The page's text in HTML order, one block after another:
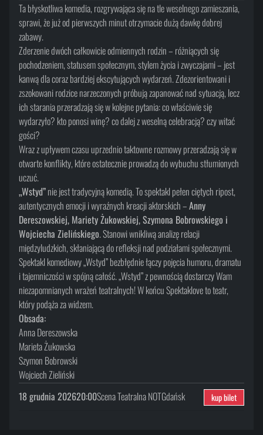
Ta błyskotliwa komedia, rozgrywająca się na tle weselnego zamieszania,
sprawi, że już od pierwszych minut otrzymacie dużą dawkę dobrej
zabawy.
Zderzenie dwóch całkowicie odmiennych rodzin – różniących się
pochodzeniem, statusem społecznym, stylem życia i zwyczajami – jest
kanwą dla coraz bardziej ekscytujących wydarzeń. Zdezorientowani i
zszokowani rodzice narzeczonych próbują zapanować nad sytuacją, lecz
ich starania przeradzają się w kolejne pytania: co właściwie się
wydarzyło? kto ponosi winę? co dalej z weselną celebracją? czy witać
gości?
Wraz z upływem czasu uprzednio taktowne rozmowy przeradzają się w
otwarte konflikty, które ostatecznie prowadzą do wybuchu stłumionych
uczuć.
„Wstyd”nie jest tradycyjną komedią. To spektakl pełen ciętych ripost,
autentycznych emocji i wyraźnych kreacji aktorskich –Anny
Dereszowskiej, Mariety Żukowskiej, Szymona Bobrowskiego i
Wojciecha Zielińskiego. Stanowi wnikliwą analizę relacji
międzyludzkich, skłaniającą do refleksji nad podziałami społecznymi.
Spektakl komediowy „Wstyd” bezbłędnie łączy pojęcia humoru, dramatu
i tajemniczości w spójną całość. „Wstyd” z pewnością dostarczy Wam
niezapomnianych wrażeń teatralnych! W końcu Spektaklove to teatr,
który podąża za widzem.
Obsada:
Anna Dereszowska
Marieta Żukowska
Szymon Bobrowski
Wojciech Zieliński
18 grudnia 202620:00Scena Teatralna NOTGdańsk kup bilet